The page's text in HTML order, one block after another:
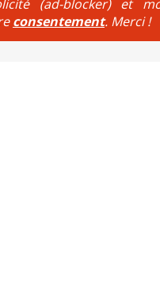
(ad-blocker) et
consentement. Merci !